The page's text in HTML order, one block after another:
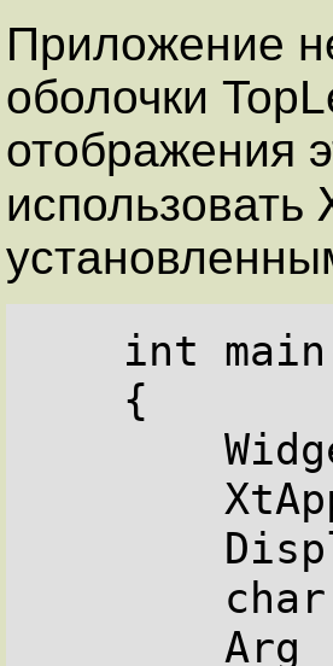
Приложение
оболочки
отображения
использовать